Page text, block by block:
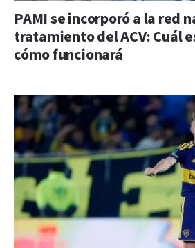
PAMI se incorporó a la red
tratamiento del ACV: Cuál
cómo funcionará